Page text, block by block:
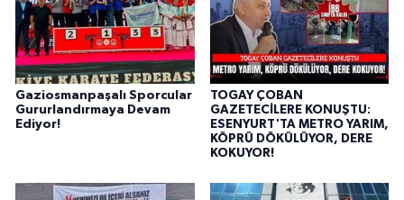
Gaziosmanpaşalı Sporcular
Gururlandırmaya Devam
Ediyor!
TOGAY ÇOBAN
GAZETECİLERE KONUŞTU:
ESENYURT'TA METRO YARIM,
KÖPRÜ DÖKÜLÜYOR, DERE
KOKUYOR!